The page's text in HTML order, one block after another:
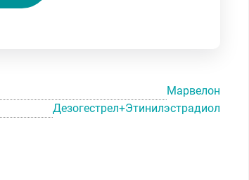
Марвелон
Дезогестрел+Этинилэстрадиол